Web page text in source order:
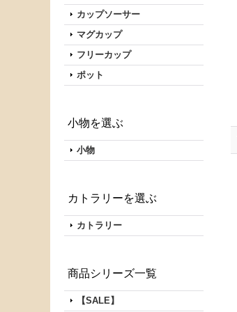
カップソーサー
マグカップ
フリーカップ
ポット
小物を選ぶ
小物
カトラリーを選ぶ
カトラリー
商品シリーズ一覧
【SALE】